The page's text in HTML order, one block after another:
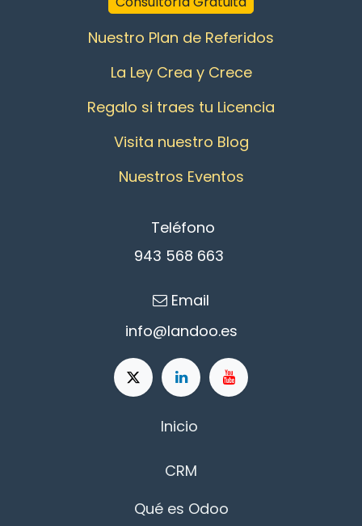
Nuestro Plan de Referidos
La Ley Crea y Crece
Regalo si traes tu Licencia
Visita nuestro Blog
Nuestros Eventos
Teléfono
943 568 663
Email
info@lan​d​oo.es
Inicio
CRM
Qué es Odoo